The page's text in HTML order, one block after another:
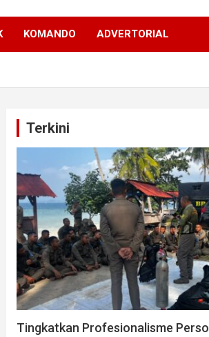
KOMANDO ADVERTORIAL
Terkini
Tingkatkan Profesionalisme